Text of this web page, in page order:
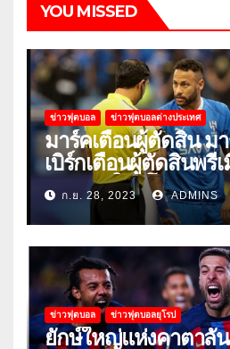
YOU MISSED
ข่าวฟุตบอล ข่าวฟุตบอลต่างประเทศ
มาร์คเตือนผู้ตัดสิน ม
เบิร์กเตือนผู้ตัดสินพรี
‘ยอมแพ้ในยูโรหรือฟุ
ก.ย. 28, 2023 ADMINS
ข่าวฟุตบอล ข่าวฟุตบอลยุโรป
ยักษ์ใหญ่แห่งคาตาลัน